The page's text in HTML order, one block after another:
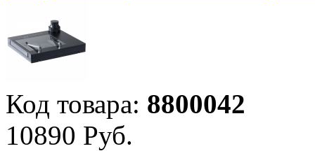
Код товара: 8800042
10890 Руб.